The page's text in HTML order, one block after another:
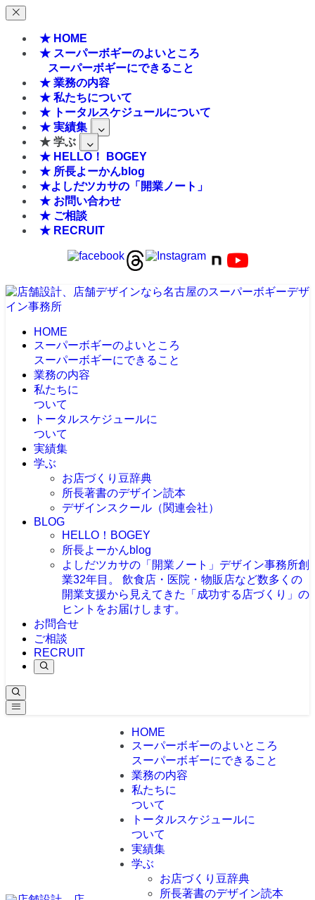
★ HOME
★ スーパーボギーのよいところ
スーパーボギーにできること
★ 業務の内容
★ 私たちについて
★ トータルスケジュールについて
★ 実績集
★ 学ぶ
★ HELLO！ BOGEY
★ 所長よーかんblog
★よしだツカサの「開業ノート」
★ お問い合わせ
★ ご相談
★ RECRUIT
HOME
スーパーボギーのよいところ
スーパーボギーにできること
業務の内容
私たちに
ついて
トータルスケジュールに
ついて
実績集
学ぶ
お店づくり豆辞典
所長著書のデザイン読本
デザインスクール（関連会社）
BLOG
HELLO！BOGEY
所長よーかんblog
よしだツカサの「開業ノート」 デザイン事務所創
業32年目。 飲食店・医院・物販店など数多くの
開業支援から見えてきた「成功する店づくり」の
ヒントをお届けします。
お問合せ
ご相談
RECRUIT
HOME
スーパーボギーのよいところ
スーパーボギーにできること
業務の内容
私たちに
ついて
トータルスケジュールに
ついて
実績集
学ぶ
お店づくり豆辞典
所長著書のデザイン読本